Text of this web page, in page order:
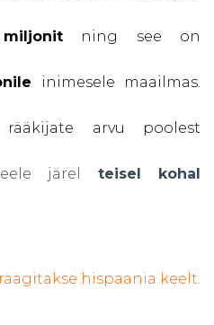
ning see on
inimesele maailmas.
arvu poolest
järel teisel kohal
hispaania keelt.